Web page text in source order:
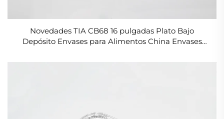
Novedades TIA CB68 16 pulgadas Plato Bajo
Depósito Envases para Alimentos China Envases